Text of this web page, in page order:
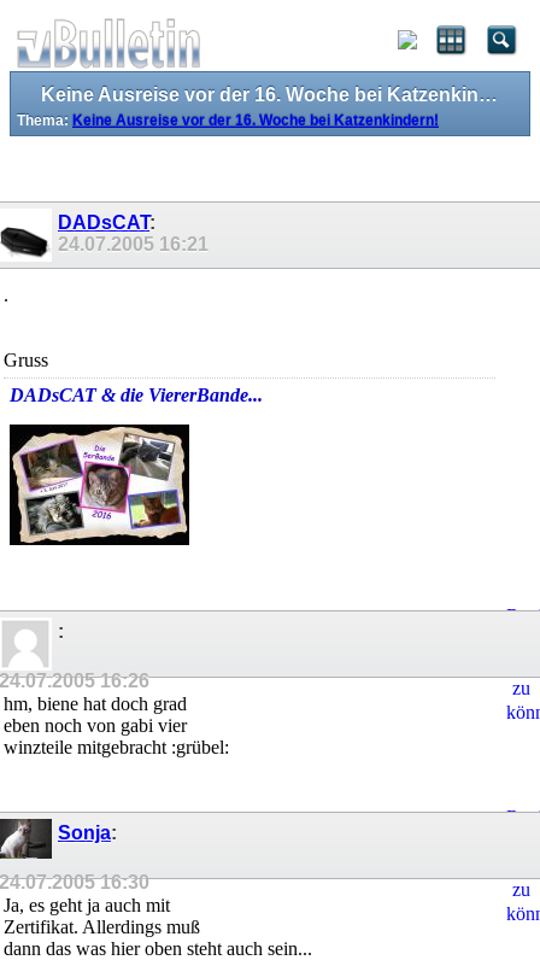
Keine Ausreise vor der 16. Woche bei Katzenkindern!
Thema: Keine Ausreise vor der 16. Woche bei Katzenkindern!
DADsCAT:
24.07.2005 16:21
.
Gruss
DADsCAT & die ViererBande...
zu
:
24.07.200516:26
hm, biene hat doch grad
eben noch von gabi vier
winzteile mitgebracht :grübel:
zu
Sonja:
24.07.200516:30
Ja, es geht ja auch mit
Zertifikat. Allerdings muß
dann das was hier oben steht auch sein...